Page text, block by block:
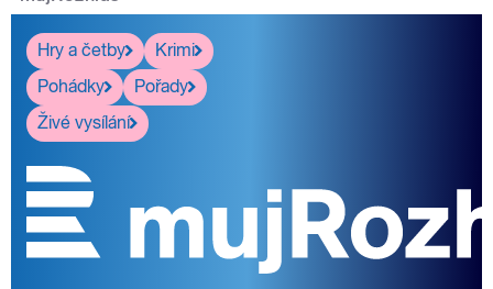
Hry a četby
Krimi
Pohádky
Pořady
Živé vysílání